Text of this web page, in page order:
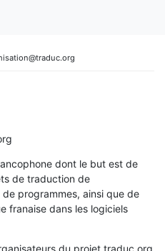
dont le but est de
de traduction de
programmes, ainsi que de
franaise dans les logiciels